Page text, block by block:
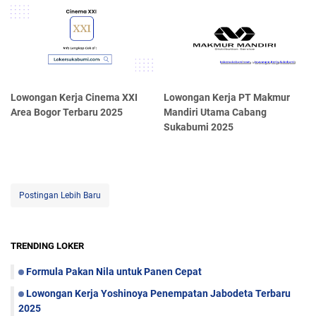
Lowongan Kerja Cinema XXI
Area Bogor Terbaru 2025
Lowongan Kerja PT Makmur
Mandiri Utama Cabang
Sukabumi 2025
Postingan Lebih Baru
TRENDING LOKER
Formula Pakan Nila untuk Panen Cepat
Lowongan Kerja Yoshinoya Penempatan Jabodeta Terbaru
2025